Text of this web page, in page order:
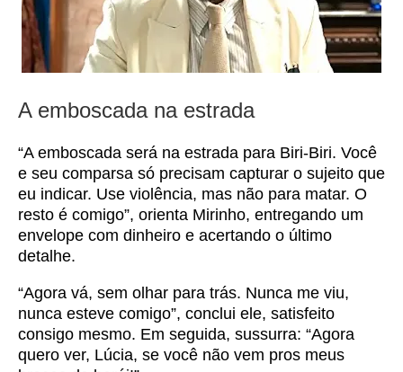
A emboscada na estrada
“A emboscada será na estrada para Biri-Biri. Você
e seu comparsa só precisam capturar o sujeito que
eu indicar. Use violência, mas não para matar. O
resto é comigo”, orienta Mirinho, entregando um
envelope com dinheiro e acertando o último
detalhe.
“Agora vá, sem olhar para trás. Nunca me viu,
nunca esteve comigo”, conclui ele, satisfeito
consigo mesmo. Em seguida, sussurra: “Agora
quero ver, Lúcia, se você não vem pros meus